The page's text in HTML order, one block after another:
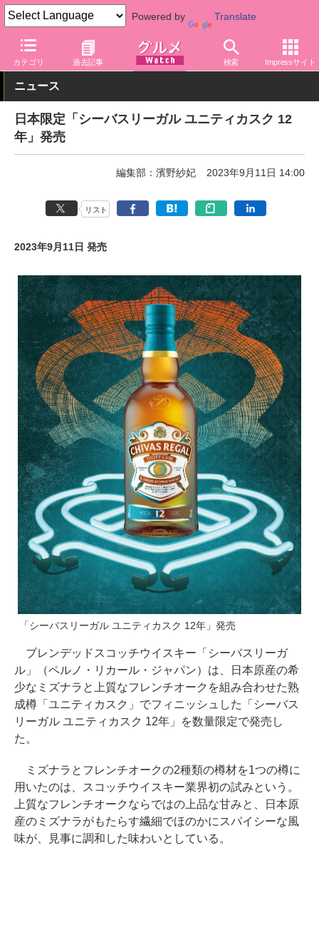
Powered by Translate
カテゴリ 過去記事 検索 Impressサイト
グルメ Watch アルコール ウイスキー
ニュース
日本限定「シーバスリーガル ユニティカスク 12
年」発売
編集部：濱野紗妃 2023年9月11日 14:00
リスト
2023年9月11日 発売
「シーバスリーガル ユニティカスク 12年」発売
ブレンデッドスコッチウイスキー「シーバスリーガ
ル」（ペルノ・リカール・ジャパン）は、日本原産の希
少なミズナラと上質なフレンチオークを組み合わせた熟
成樽「ユニティカスク」でフィニッシュした「シーバス
リーガル ユニティカスク 12年」を数量限定で発売し
た。
ミズナラとフレンチオークの2種類の樽材を1つの樽に
用いたのは、スコッチウイスキー業界初の試みという。
上質なフレンチオークならではの上品な甘みと、日本原
産のミズナラがもたらす繊細でほのかにスパイシーな風
味が、見事に調和した味わいとしている。